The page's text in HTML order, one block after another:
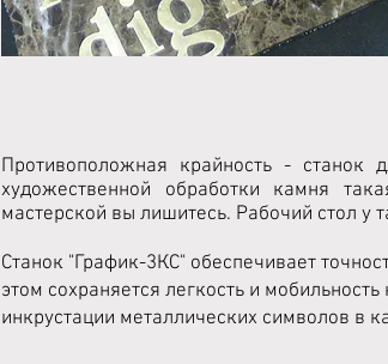
Противоположная крайность - станок
художественной обработки камня
мастерской вы лишитесь. Рабочий стол у
Станок "График-3КС" обеспечивает
этом сохраняется легкость и
инкрустации металлических символов в